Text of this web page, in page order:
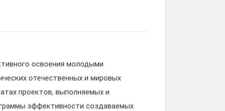
освоения молодыми
отечественных и мировых
проектов, выполняемых и
эффективности создаваемых